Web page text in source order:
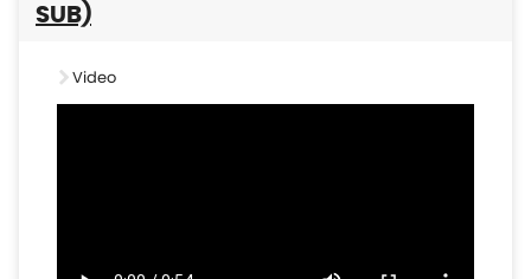
SUB)
Video